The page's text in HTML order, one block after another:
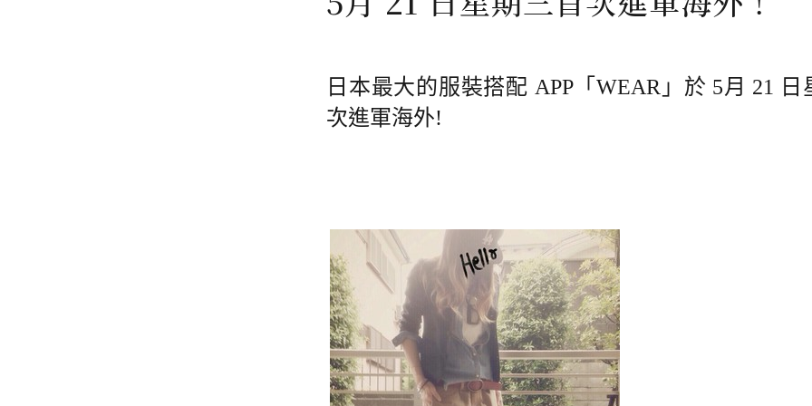
日本最大的服裝搭配 APP「WEAR」於 5月 21 日
次進軍海外!